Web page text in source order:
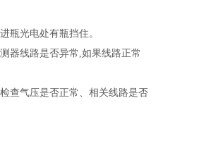
光电处有瓶挡住。
线路是否异常,如果线路正常
查气压是否正常、相关线路是否